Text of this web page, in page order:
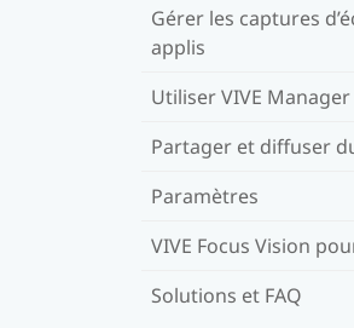
Gérer les captures
applis
Utiliser VIVE Manager
Partager et diffuser
Paramètres
VIVE Focus Vision
Solutions et FAQ